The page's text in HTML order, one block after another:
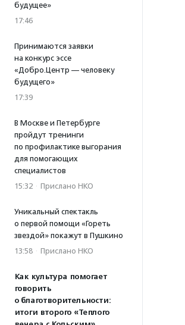
будущее»
17:46
Принимаются заявки
на конкурс эссе
«Добро.Центр — человеку
будущего»
17:39
В Москве и Петербурге
пройдут тренинги
по профилактике выгорания
для помогающих
специалистов
15:32 · Прислано НКО
Уникальный спектакль
о первой помощи «Гореть
звездой» покажут в Пушкино
13:58 · Прислано НКО
Как культура помогает
говорить
о благотворительности:
итоги второго «Теплого